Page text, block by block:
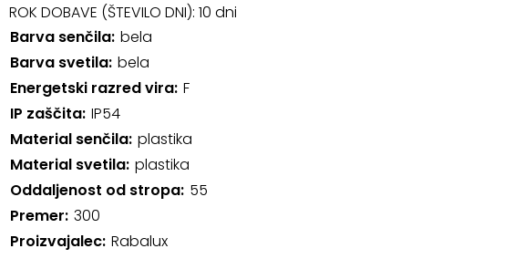
ROK DOBAVE (ŠTEVILO DNI): 10 dni
Barva senčila bela
Barva svetila bela
Energetski razred vira F
IP zaščita IP54
Material senčila plastika
Material svetila plastika
Oddaljenost od stropa 55
Premer 300
Proizvajalec Rabalux